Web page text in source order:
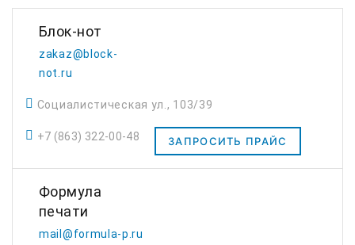
Блок-нот
zakaz@block-
not.ru
Социалистическая ул., 103/39
+7 (863) 322-00-48 ЗАПРОСИТЬ ПРАЙС
Формула
печати
mail@formula-p.ru